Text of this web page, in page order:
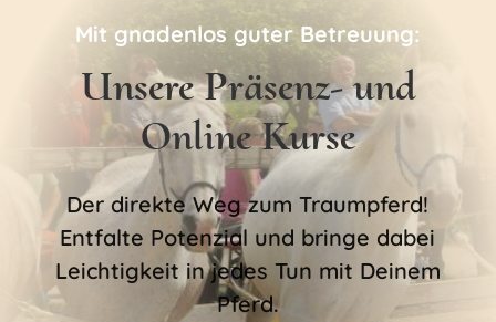
Mit gnadenlos guter Betreuung:
Unsere Präsenz- und
Online Kurse
Der direkte Weg zum Traumpferd!
Entfalte Potenzial und bringe dabei
Leichtigkeit in jedes Tun mit Deinem
Pferd.